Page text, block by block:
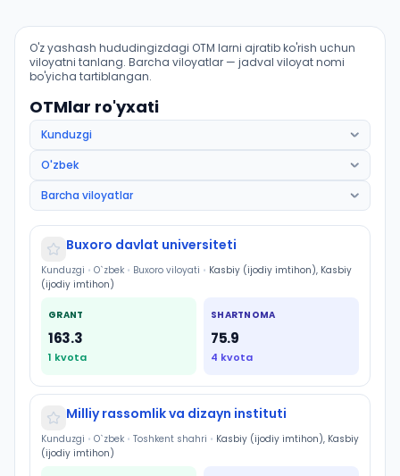
Amaliy sanʼat: meʼmoriy yodgorliklar bezagini
O'z yashash hududingizdagi OTM larni ajratib ko'rish uchun
viloyatni tanlang. Barcha viloyatlar — jadval viloyat nomi
bo'yicha tartiblangan.
OTMlar ro'yxati
Buxoro davlat universiteti
Kunduzgi • O`zbek • Buxoro viloyati • Kasbiy (ijodiy imtihon), Kasbiy
(ijodiy imtihon)
GRANT
163.3
1 kvota
SHARTNOMA
75.9
4 kvota
Milliy rassomlik va dizayn instituti
Kunduzgi • O`zbek • Toshkent shahri • Kasbiy (ijodiy imtihon), Kasbiy
(ijodiy imtihon)